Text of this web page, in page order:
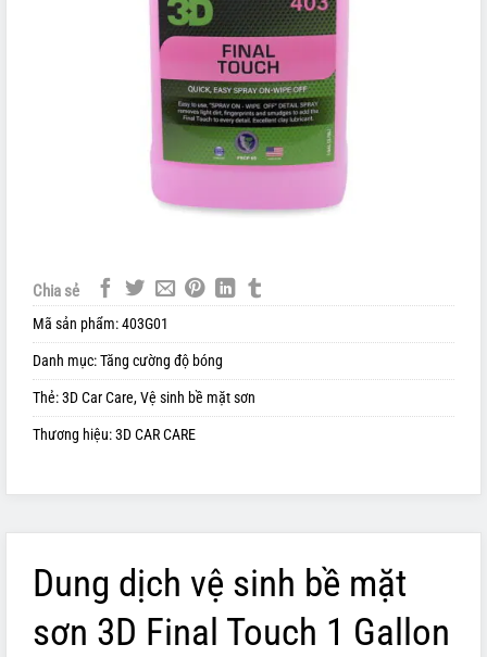
Chia sẻ
Mã sản phẩm:403G01
Danh mục:Tăng cường độ bóng
Thẻ:3D Car Care,Vệ sinh bề mặt sơn
Thương hiệu:3D CAR CARE
Dung dịch vệ sinh bề mặt
sơn 3D Final Touch 1 Gallon